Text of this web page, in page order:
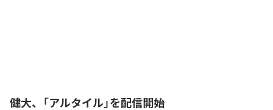
健大、「アルタイル」を配信開始